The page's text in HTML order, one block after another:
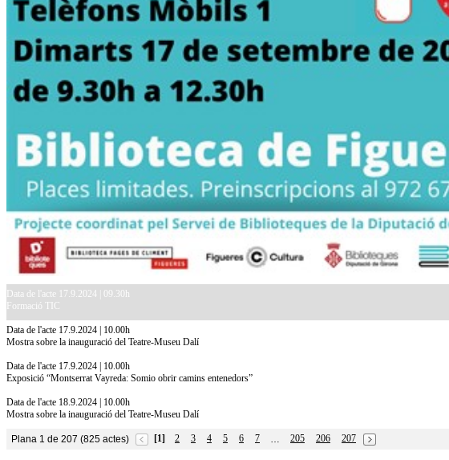
Data de l'acte 17.9.2024 | 09.30h
Formació TIC
Data de l'acte 17.9.2024 | 10.00h
Mostra sobre la inauguració del Teatre-Museu Dalí
Data de l'acte 17.9.2024 | 10.00h
Exposició “Montserrat Vayreda: Somio obrir camins entenedors”
Data de l'acte 18.9.2024 | 10.00h
Mostra sobre la inauguració del Teatre-Museu Dalí
Plana 1 de 207 (825 actes) [1] 2 3 4 5 6 7 … 205 206
207